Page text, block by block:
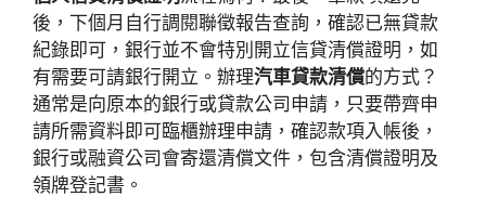
後，下個月自行調閱聯徵報告查詢，確認已無貸款
紀錄即可，銀行並不會特別開立信貸清償證明，如
有需要可請銀行開立。辦理汽車貸款清償的方式？
通常是向原本的銀行或貸款公司申請，只要帶齊申
請所需資料即可臨櫃辦理申請，確認款項入帳後，
銀行或融資公司會寄還清償文件，包含清償證明及
領牌登記書。